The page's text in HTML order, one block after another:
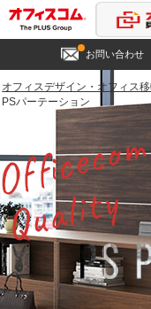
お問い合わせ
オフィスデザイン・オフィス
PSパーテーション